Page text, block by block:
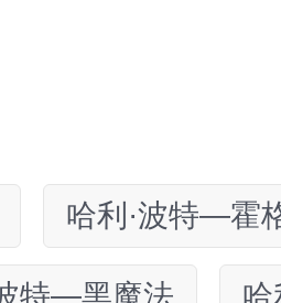
哈利·波特—霍
特—黑魔法